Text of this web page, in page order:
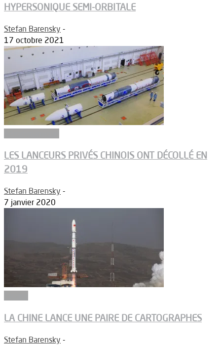
HYPERSONIQUE SEMI-ORBITALE
Stefan Barensky -
17 octobre 2021
LES LANCEURS PRIVÉS CHINOIS ONT DÉCOLLÉ EN
2019
Stefan Barensky -
7 janvier 2020
LA CHINE LANCE UNE PAIRE DE CARTOGRAPHES
Stefan Barensky -